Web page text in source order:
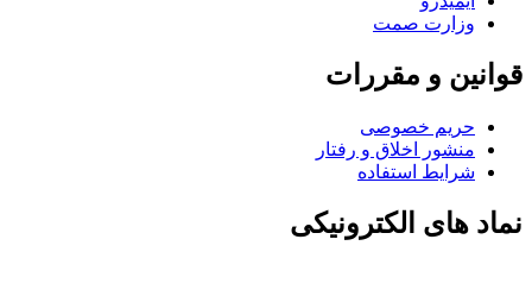
وزارت صمت
قوانین و مقررات
حریم خصوصی
منشور اخلاق و رفتار
شرایط استفاده
نماد های الکترونیکی